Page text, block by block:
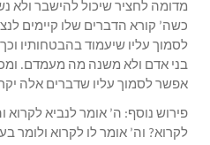
מדומה לחציר שיכול להישבר ולא
כשה’ קורא הדברים שלו קיימים
לסמוך עליו שיעמוד בהבטחותיו
בני אדם ולא משנה מה מעמדם.
אפשר לסמוך עליו שדברים אלה
פירוש נוסף: ה’ אומר לנביא לקרוא
לקרוא? וה’ אומר לו לקרוא ולומר